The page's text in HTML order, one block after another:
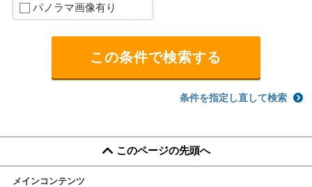
パノラマ画像有り
条件を指定し直して検索
このページの先頭へ
メインコンテンツ